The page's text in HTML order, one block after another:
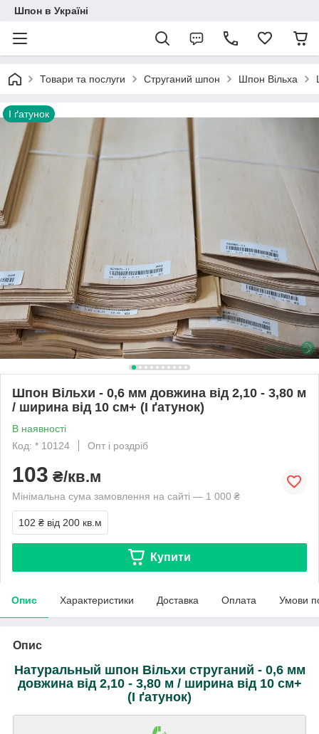
Шпон в Україні
Товари та послуги Струганий шпон Шпон Вільха
I ґатунок
Шпон Вільхи - 0,6 мм довжина від 2,10 - 3,80 м
/ ширина від 10 см+ (I ґатунок)
В наявності
Код: * 10124
Опт і роздріб
103 ₴/кв.м
Мінімальна сума замовлення на сайті — 1 000 ₴
102 ₴ від 200 кв.м
Купити
Опис Характеристики Доставка Оплата Умови
Опис
Натуральный шпон Вільхи струганий - 0,6 мм
довжина від 2,10 - 3,80 м / ширина від 10 см+
(I ґатунок)